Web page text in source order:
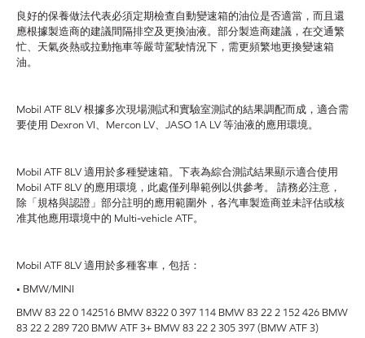
良好的保養做法代表必須定期檢查自動變速箱的油位是否適當，而且還
應根據製造商的建議間隔排空及更換油液。部分製造商建議，在交通繁
忙、天氣炎熱或拉動拖車等嚴苛駕駛情況下，需更頻繁地更換變速箱
油。
Mobil ATF 8LV 根據多次現場測試和實驗室測試的結果調配而成，適合需
要使用 Dexron VI、Mercon LV、JASO 1A LV 等油液的應用環境。
Mobil ATF 8LV 適用於多種變速箱。下表為綜合測試結果顯示適合使用
Mobil ATF 8LV 的應用環境，此處僅列舉範例以供參考。 請務必注意，
除「規格與認證」部分註明的應用範圍外，各汽車製造商並未評估或核
准其他應用環境中的 Multi-vehicle ATF。
Mobil ATF 8LV 適用於多種客車，包括：
• BMW/MINI
BMW 83 22 0 142516 BMW 8322 0 397 114 BMW 83 22 2 152 426 BMW
83 22 2 289 720 BMW ATF 3+ BMW 83 22 2 305 397 (BMW ATF 3)